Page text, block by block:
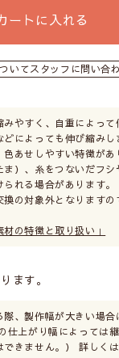
ートに入れる
いてスタッフに問い合
やすく、自重によって
によっても伸び縮み
色あせしやすい特徴があ
）、糸をつないだフシ
れる場合があります
の対象外となりますの
材の特徴と取り扱い」
ます。
、製作幅が大きい場合
仕上がり幅によっては
きません。） 詳しくは